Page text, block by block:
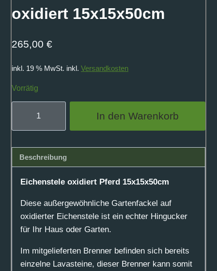
oxidiert 15x15x50cm
265,00 €
inkl. 19 % MwSt. inkl. Versandkosten
Vorrätig
oxidiert
15x15x50cm
In den Warenkorb
Beschreibung
Eichenstele oxidiert Pferd 15x15x50cm
Diese außergewöhnliche Gartenfackel auf
oxidierter Eichenstele ist ein echter Hingucker
für Ihr Haus oder Garten.
Im mitgelieferten Brenner befinden sich bereits
einzelne Lavasteine, dieser Brenner kann somit